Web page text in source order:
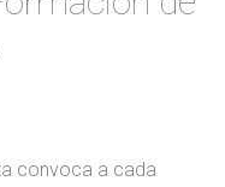
convoca a cada